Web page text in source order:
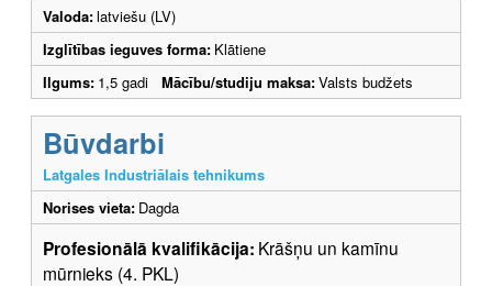
Valoda:latviešu (LV)
Izglītības ieguves forma: Klātiene
Ilgums: 1,5 gadi Mācību/studiju maksa:Valsts budžets
Būvdarbi
Latgales Industriālais tehnikums
Norises vieta: Dagda
Profesionālā kvalifikācija: Krāšņu un kamīnu
mūrnieks (4. PKL)